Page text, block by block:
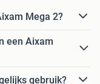
Mega 2?
een Aixam
gebruik?